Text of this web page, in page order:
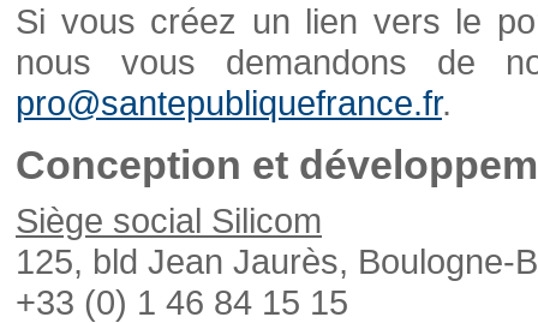
Si vous créez un lien vers le
nous vous demandons de
pro@santepubliquefrance.fr.
Conception et
Siège social Silicom
125, bld Jean Jaurès, Boulogne-
+33 (0) 1 46 84 15 15